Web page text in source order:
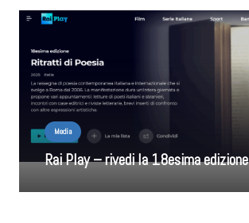
Media
Rai Play – rivedi la 18esima edizione